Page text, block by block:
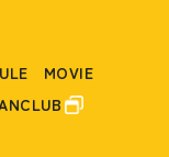
MOVIE